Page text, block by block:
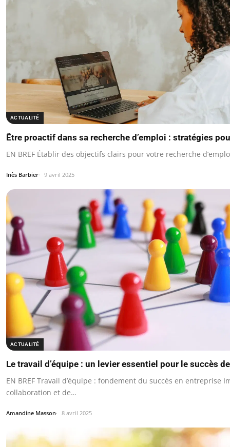
ACTUALITÉ
Être proactif dans sa recherche d’emploi : stratégies
EN BREF Établir des objectifs clairs pour votre recherche
Inès Barbier 9 avril 2025
ACTUALITÉ
Le travail d’équipe : un levier essentiel pour le succès
EN BREF Travail d’équipe : fondement du succès en entreprise
collaboration et de…
Amandine Masson 8 avril 2025